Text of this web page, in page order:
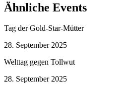
Ähnliche Events
Tag der Gold-Star-Mütter
28. September 2025
Welttag gegen Tollwut
28. September 2025